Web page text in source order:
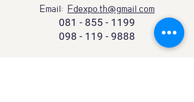
Email: Fdexpo.th@gmail.com
081 - 855 - 1199
098 - 119 - 9888